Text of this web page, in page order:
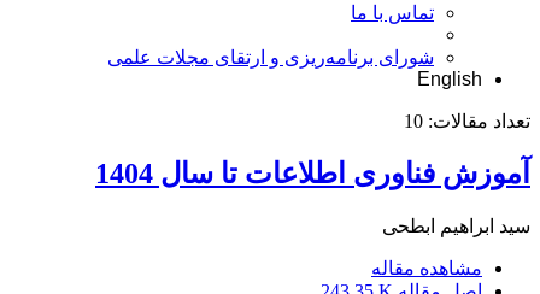
تماس با ما
شورای برنامه‌ریزی و ارتقای مجلات علمی
English
تعداد مقالات: 10
آموزش فناوری اطلاعات تا سال 1404
سید ابراهیم ابطحی
مشاهده مقاله